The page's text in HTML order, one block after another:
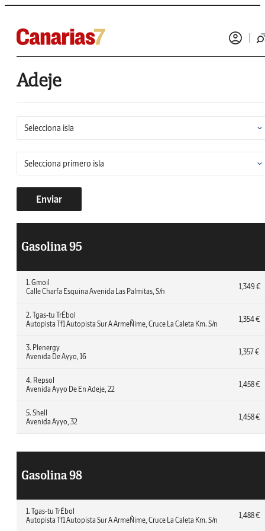
Adeje
Enviar
Gasolina 95
1. Gmoil
Calle Charfa Esquina Avenida Las Palmitas, S/n
1,349 €
2. Tgas-tu TrÉbol
Autopista Tf1 Autopista Sur A ArmeÑime, Cruce La Caleta Km. S/n
1,354 €
3. Plenergy
Avenida De Ayyo, 16
1,357 €
4. Repsol
Avenida Ayyo De En Adeje, 22
1,458 €
5. Shell
Avenida Ayyo, 32
1,458 €
Gasolina 98
1. Tgas-tu TrÉbol
Autopista Tf1 Autopista Sur A ArmeÑime, Cruce La Caleta Km. S/n
1,488 €